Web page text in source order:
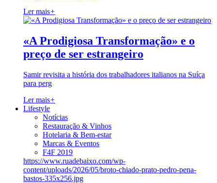
Ler mais+
«A Prodigiosa Transformação» e o
preço de ser estrangeiro
Samir revisita a história dos trabalhadores italianos na Suíça
para perg
Ler mais+
Lifestyle
Notícias
Restauração & Vinhos
Hotelaria & Bem-estar
Marcas & Eventos
F4F 2019
https://www.ruadebaixo.com/wp-
content/uploads/2026/05/broto-chiado-prato-pedro-pena-
bastos-335x256.jpg